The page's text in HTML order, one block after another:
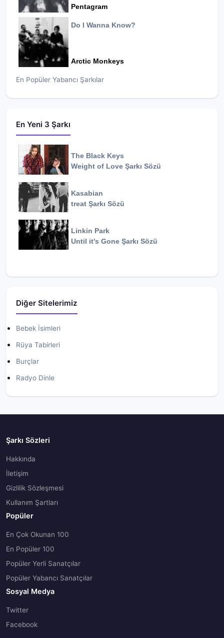
Pentagram
Do I Wanna Know?
Arctic Monkeys
En Popüler Yabancı Şarkılar
En Yeni 3 Şarkı
The Black Keys
Weight of Love Şarkı Sözü
Kasabian
treat Şarkı Sözü
Linkin Park
Until it's Gone Şarkı Sözü
Diğer Sitelerimiz
Bebek İsimleri
Rüya Tabirleri
Burçlar
Radyo Dinle
Şarkı Sözleri
Hakkında
İletişim
Gizlilik Sözleşmesi
Kullanım Şartları
Popüler
En Çok Okunan 100
En Popüler 100
Popüler Yerli Sanatçılar
Popüler Yabancı Sanatçılar
Sosyal Medya
Twitter
Facebook